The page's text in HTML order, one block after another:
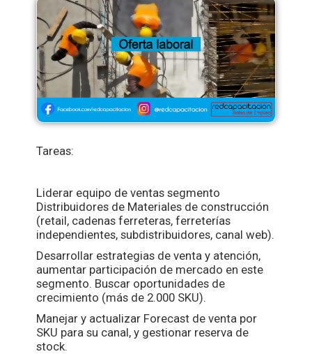
Tareas:
Liderar equipo de ventas segmento
Distribuidores de Materiales de construcción
(retail, cadenas ferreteras, ferreterías
independientes, subdistribuidores, canal web).
Desarrollar estrategias de venta y atención,
aumentar participación de mercado en este
segmento. Buscar oportunidades de
crecimiento (más de 2.000 SKU).
Manejar y actualizar Forecast de venta por
SKU para su canal, y gestionar reserva de
stock.